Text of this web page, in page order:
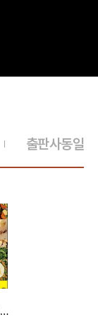
출판사동일
디디미니의 초간단 인생맛 고단백 저탄수화물 다이어트 레시피